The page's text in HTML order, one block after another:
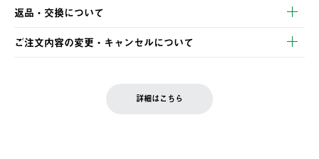
・コンビニ決済
・Pay-easy決済
【発送スケジュール】
ご注文・ご入金完了より2営業日以内に商品を発送いたします。
土日祝の発送はございませんので、木曜日以降のご注文は週明け
の発送となる場合がございます。
返品・交換について
※お客様都合の場合
お客様都合の返品にかかる送料は、お客様ご負担とさせていただ
ご注文内容の変更・キャンセルについて
LOGOS FAMILY会員の方は、会員マイページ内 購入履歴画面に
詳細はこちら